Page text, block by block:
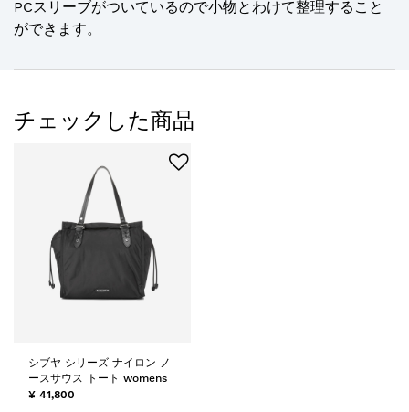
PCスリーブがついているので小物とわけて整理すること
ができます。
チェックした商品
シブヤ シリーズ ナイロン ノ
ースサウス トート womens
¥ 41,800